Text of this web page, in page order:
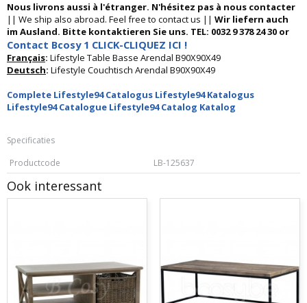
Nous livrons aussi à l'étranger. N'hésitez pas à nous contacter
|| We ship also abroad. Feel free to contact us || Wir liefern auch
im Ausland. Bitte kontaktieren Sie uns. TEL: 0032 9 378 24 30 or
Contact Bcosy 1 CLICK-CLIQUEZ ICI !
Français: Lifestyle Table Basse Arendal B90X90X49
Deutsch: Lifestyle Couchtisch Arendal B90X90X49
Complete Lifestyle94 Catalogus Lifestyle94 Katalogus
Lifestyle94 Catalogue Lifestyle94 Catalog Katalog
Specificaties
Productcode
LB-125637
Ook interessant